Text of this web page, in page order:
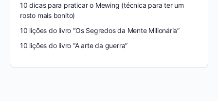
10 dicas para praticar o Mewing (técnica para ter um
rosto mais bonito)
10 lições do livro “Os Segredos da Mente Milionária”
10 lições do livro “A arte da guerra”